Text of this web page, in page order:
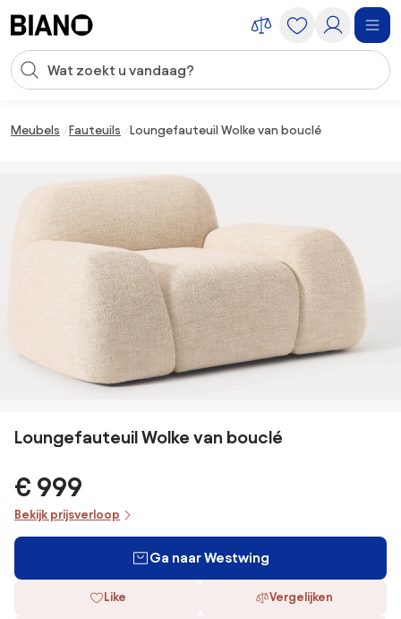
Zoekopdracht invoeren
Meubels Fauteuils Loungefauteuil Wolke van bouclé
Loungefauteuil Wolke van bouclé
€ 999
Bekijk prijsverloop
Ga naar Westwing
Like Vergelijken